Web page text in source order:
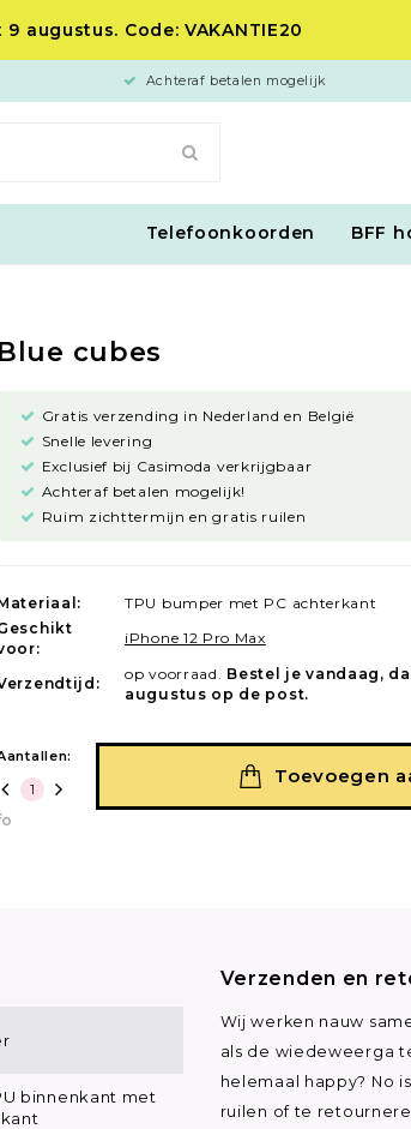
augustus. Code: VAKANTIE20
Achteraf betalen mogelijk
Telefoonkoorden BFF
Blue cubes
Gratis verzending in Nederland en België
Snelle levering
Exclusief bij Casimoda verkrijgbaar
Achteraf betalen mogelijk!
Ruim zichttermijn en gratis ruilen
TPU bumper met PC achterkant
iPhone 12 Pro Max
op voorraad. Bestel je vandaag,
augustus op de post.
Toevoegen
binnenkant met
Verzenden en
Wij werken nauw
als de wiedeweerga
helemaal happy? No
ruilen of te